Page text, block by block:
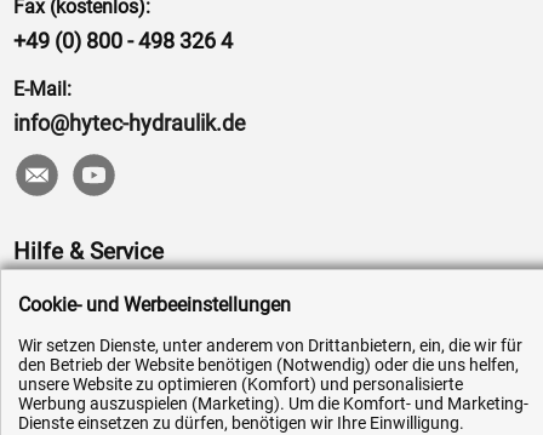
Fax (kostenlos):
+49 (0) 800 - 498 326 4
E-Mail:
info@hytec-hydraulik.de
Hilfe & Service
Versandkosten
Zahlungsarten
Service
AGB / Widerrufsrecht
Cookie- und Werbeeinstellungen
Wir setzen Dienste, unter anderem von Drittanbietern, ein, die wir für
den Betrieb der Website benötigen (Notwendig) oder die uns helfen,
unsere Website zu optimieren (Komfort) und personalisierte
Werbung auszuspielen (Marketing). Um die Komfort- und Marketing-
Dienste einsetzen zu dürfen, benötigen wir Ihre Einwilligung.